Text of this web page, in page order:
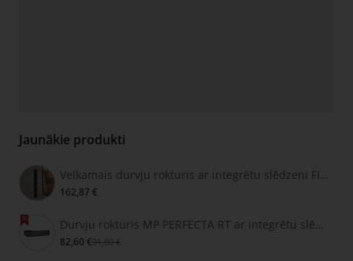
Jaunākie produkti
Velkamais durvju rokturis ar integrētu slēdzeni FIMET SECRET
162,87 €
Durvju rokturis MP PERFECTA RT ar integrētu slēdzeni
82,60 €91,80 €